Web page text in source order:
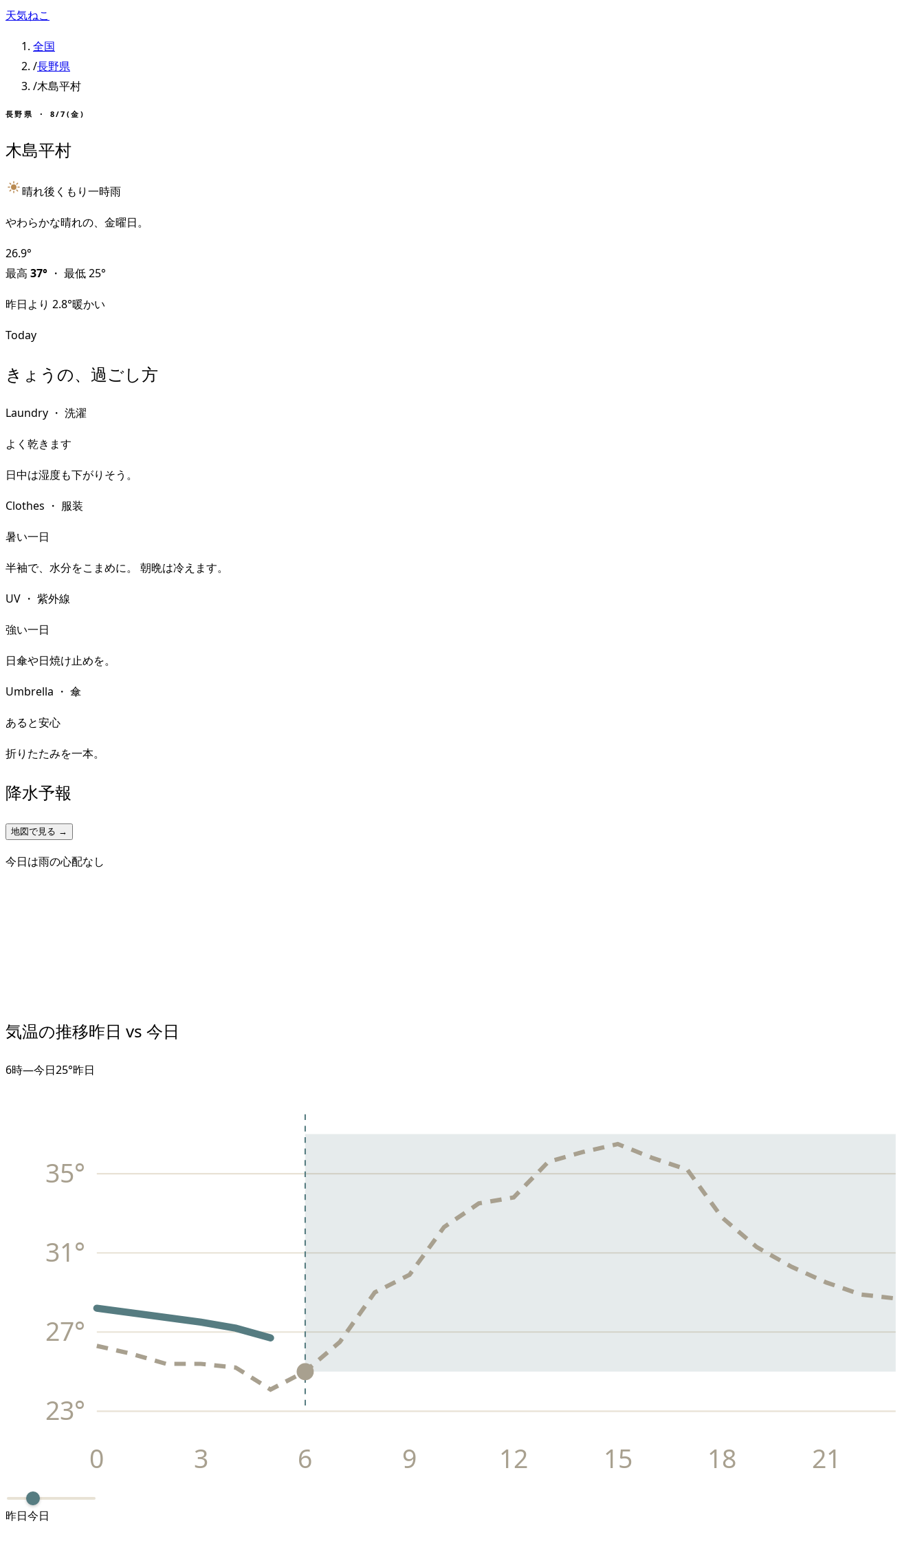
天気ねこ
全国
/長野県
/木島平村
長野県 ・ 8/7(金)
木島平村
晴れ後くもり一時雨
やわらかな晴れの、金曜日。
26.9°
最高 37° ・ 最低25°
昨日より 2.8°暖かい
Today
きょうの、過ごし方
Laundry ・ 洗濯
よく乾きます
日中は湿度も下がりそう。
Clothes ・ 服装
暑い一日
半袖で、水分をこまめに。 朝晩は冷えます。
UV ・ 紫外線
強い一日
日傘や日焼け止めを。
Umbrella ・ 傘
あると安心
折りたたみを一本。
降水予報
地図で見る →
今日は雨の心配なし
気温の推移昨日 vs 今日
6時—今日25°昨日
23°
27°
31°
35°
0 3 6 9 12 15 18 21
昨日今日